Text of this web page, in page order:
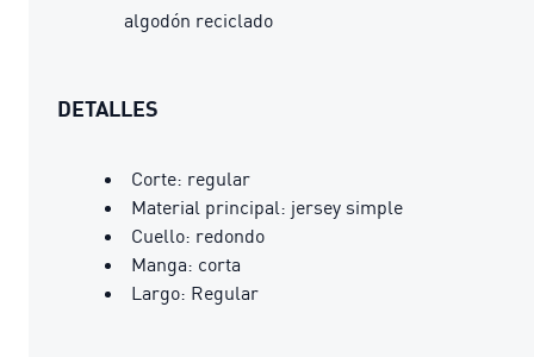
algodón reciclado
DETALLES
Corte: regular
Material principal: jersey simple
Cuello: redondo
Manga: corta
Largo: Regular